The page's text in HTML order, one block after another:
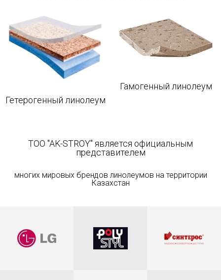
Гетерогенный линолеум
Гамогенный линолеум
TOO "AK-STROY" является официальным
представителем
многих мировых брендов линолеумов на территории
Казахстан